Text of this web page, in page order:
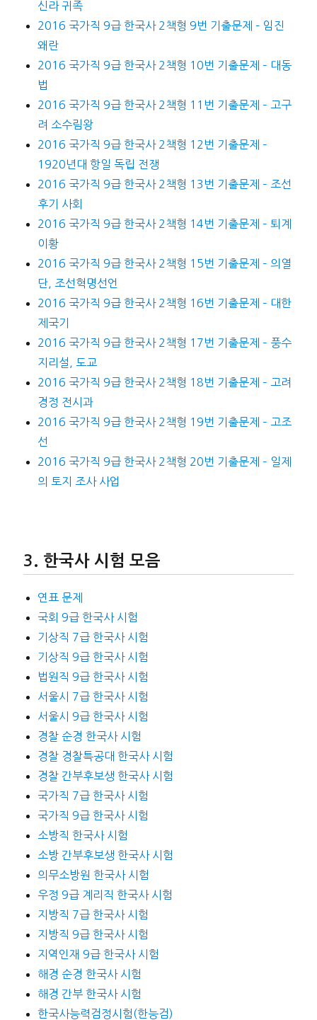
신라 귀족
2016 국가직 9급 한국사 2책형 9번 기출문제 – 임진
왜란
2016 국가직 9급 한국사 2책형 10번 기출문제 – 대동
법
2016 국가직 9급 한국사 2책형 11번 기출문제 – 고구
려 소수림왕
2016 국가직 9급 한국사 2책형 12번 기출문제 –
1920년대 항일 독립 전쟁
2016 국가직 9급 한국사 2책형 13번 기출문제 – 조선
후기 사회
2016 국가직 9급 한국사 2책형 14번 기출문제 – 퇴계
이황
2016 국가직 9급 한국사 2책형 15번 기출문제 – 의열
단, 조선혁명선언
2016 국가직 9급 한국사 2책형 16번 기출문제 – 대한
제국기
2016 국가직 9급 한국사 2책형 17번 기출문제 – 풍수
지리설, 도교
2016 국가직 9급 한국사 2책형 18번 기출문제 – 고려
경정 전시과
2016 국가직 9급 한국사 2책형 19번 기출문제 – 고조
선
2016 국가직 9급 한국사 2책형 20번 기출문제 – 일제
의 토지 조사 사업
한국사 시험 모음
연표 문제
국회 9급 한국사 시험
기상직 7급 한국사 시험
기상직 9급 한국사 시험
법원직 9급 한국사 시험
서울시 7급 한국사 시험
서울시 9급 한국사 시험
경찰 순경 한국사 시험
경찰 경찰특공대 한국사 시험
경찰 간부후보생 한국사 시험
국가직 7급 한국사 시험
국가직 9급 한국사 시험
소방직 한국사 시험
소방 간부후보생 한국사 시험
의무소방원 한국사 시험
우정 9급 계리직 한국사 시험
지방직 7급 한국사 시험
지방직 9급 한국사 시험
지역인재 9급 한국사 시험
해경 순경 한국사 시험
해경 간부 한국사 시험
한국사능력검정시험(한능검)